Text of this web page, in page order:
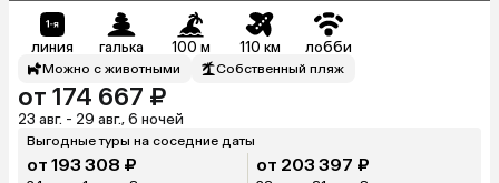
линия галька 100 м 110 км лобби
Можно с животными Собственный пляж
от 174 667 ₽
23 авг. - 29 авг., 6 ночей
Выгодные туры на соседние даты
от 193 308 ₽ от 203 397 ₽